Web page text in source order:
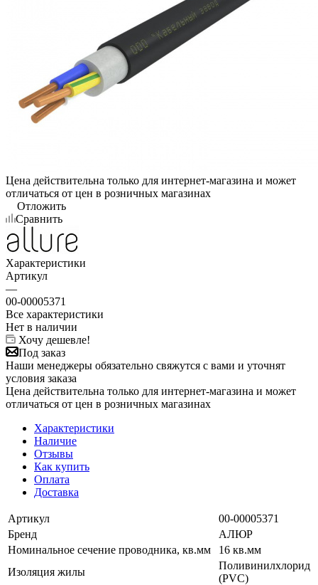
Цена действительна только для интернет-магазина и может
отличаться от цен в розничных магазинах
Отложить
Сравнить
Характеристики
Артикул
—
00-00005371
Все характеристики
Нет в наличии
Хочу дешевле!
Под заказ
Наши менеджеры обязательно свяжутся с вами и уточнят
условия заказа
Цена действительна только для интернет-магазина и может
отличаться от цен в розничных магазинах
Характеристики
Наличие
Отзывы
Как купить
Оплата
Доставка
Артикул
00-00005371
Бренд
АЛЮР
Номинальное сечение проводника, кв.мм
16 кв.мм
Изоляция жилы
Поливинилхлорид
(PVC)